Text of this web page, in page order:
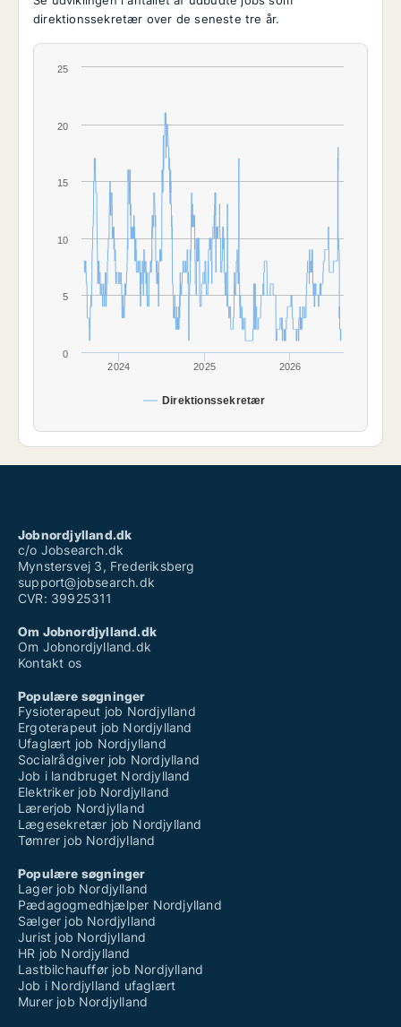
direktionssekretær over de seneste tre år.
Direktionssekretær
2024 2025 2026
0
5
10
15
20
25
Jobnordjylland.dk
c/o Jobsearch.dk
Mynstersvej 3, Frederiksberg
support@jobsearch.dk
CVR: 39925311
Om Jobnordjylland.dk
Om Jobnordjylland.dk
Kontakt os
Populære søgninger
Fysioterapeut job Nordjylland
Ergoterapeut job Nordjylland
Ufaglært job Nordjylland
Socialrådgiver job Nordjylland
Job i landbruget Nordjylland
Elektriker job Nordjylland
Lærerjob Nordjylland
Lægesekretær job Nordjylland
Tømrer job Nordjylland
Populære søgninger
Lager job Nordjylland
Pædagogmedhjælper Nordjylland
Sælger job Nordjylland
Jurist job Nordjylland
HR job Nordjylland
Lastbilchauffør job Nordjylland
Job i Nordjylland ufaglært
Murer job Nordjylland